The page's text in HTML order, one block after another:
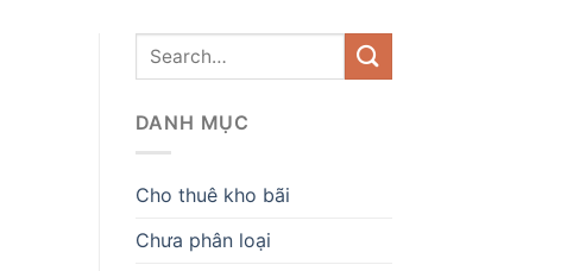
DANH MỤC
Cho thuê kho bãi
Chưa phân loại